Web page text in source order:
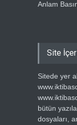
Anlam
Site
Sitede yer
bütün
dosyaları,